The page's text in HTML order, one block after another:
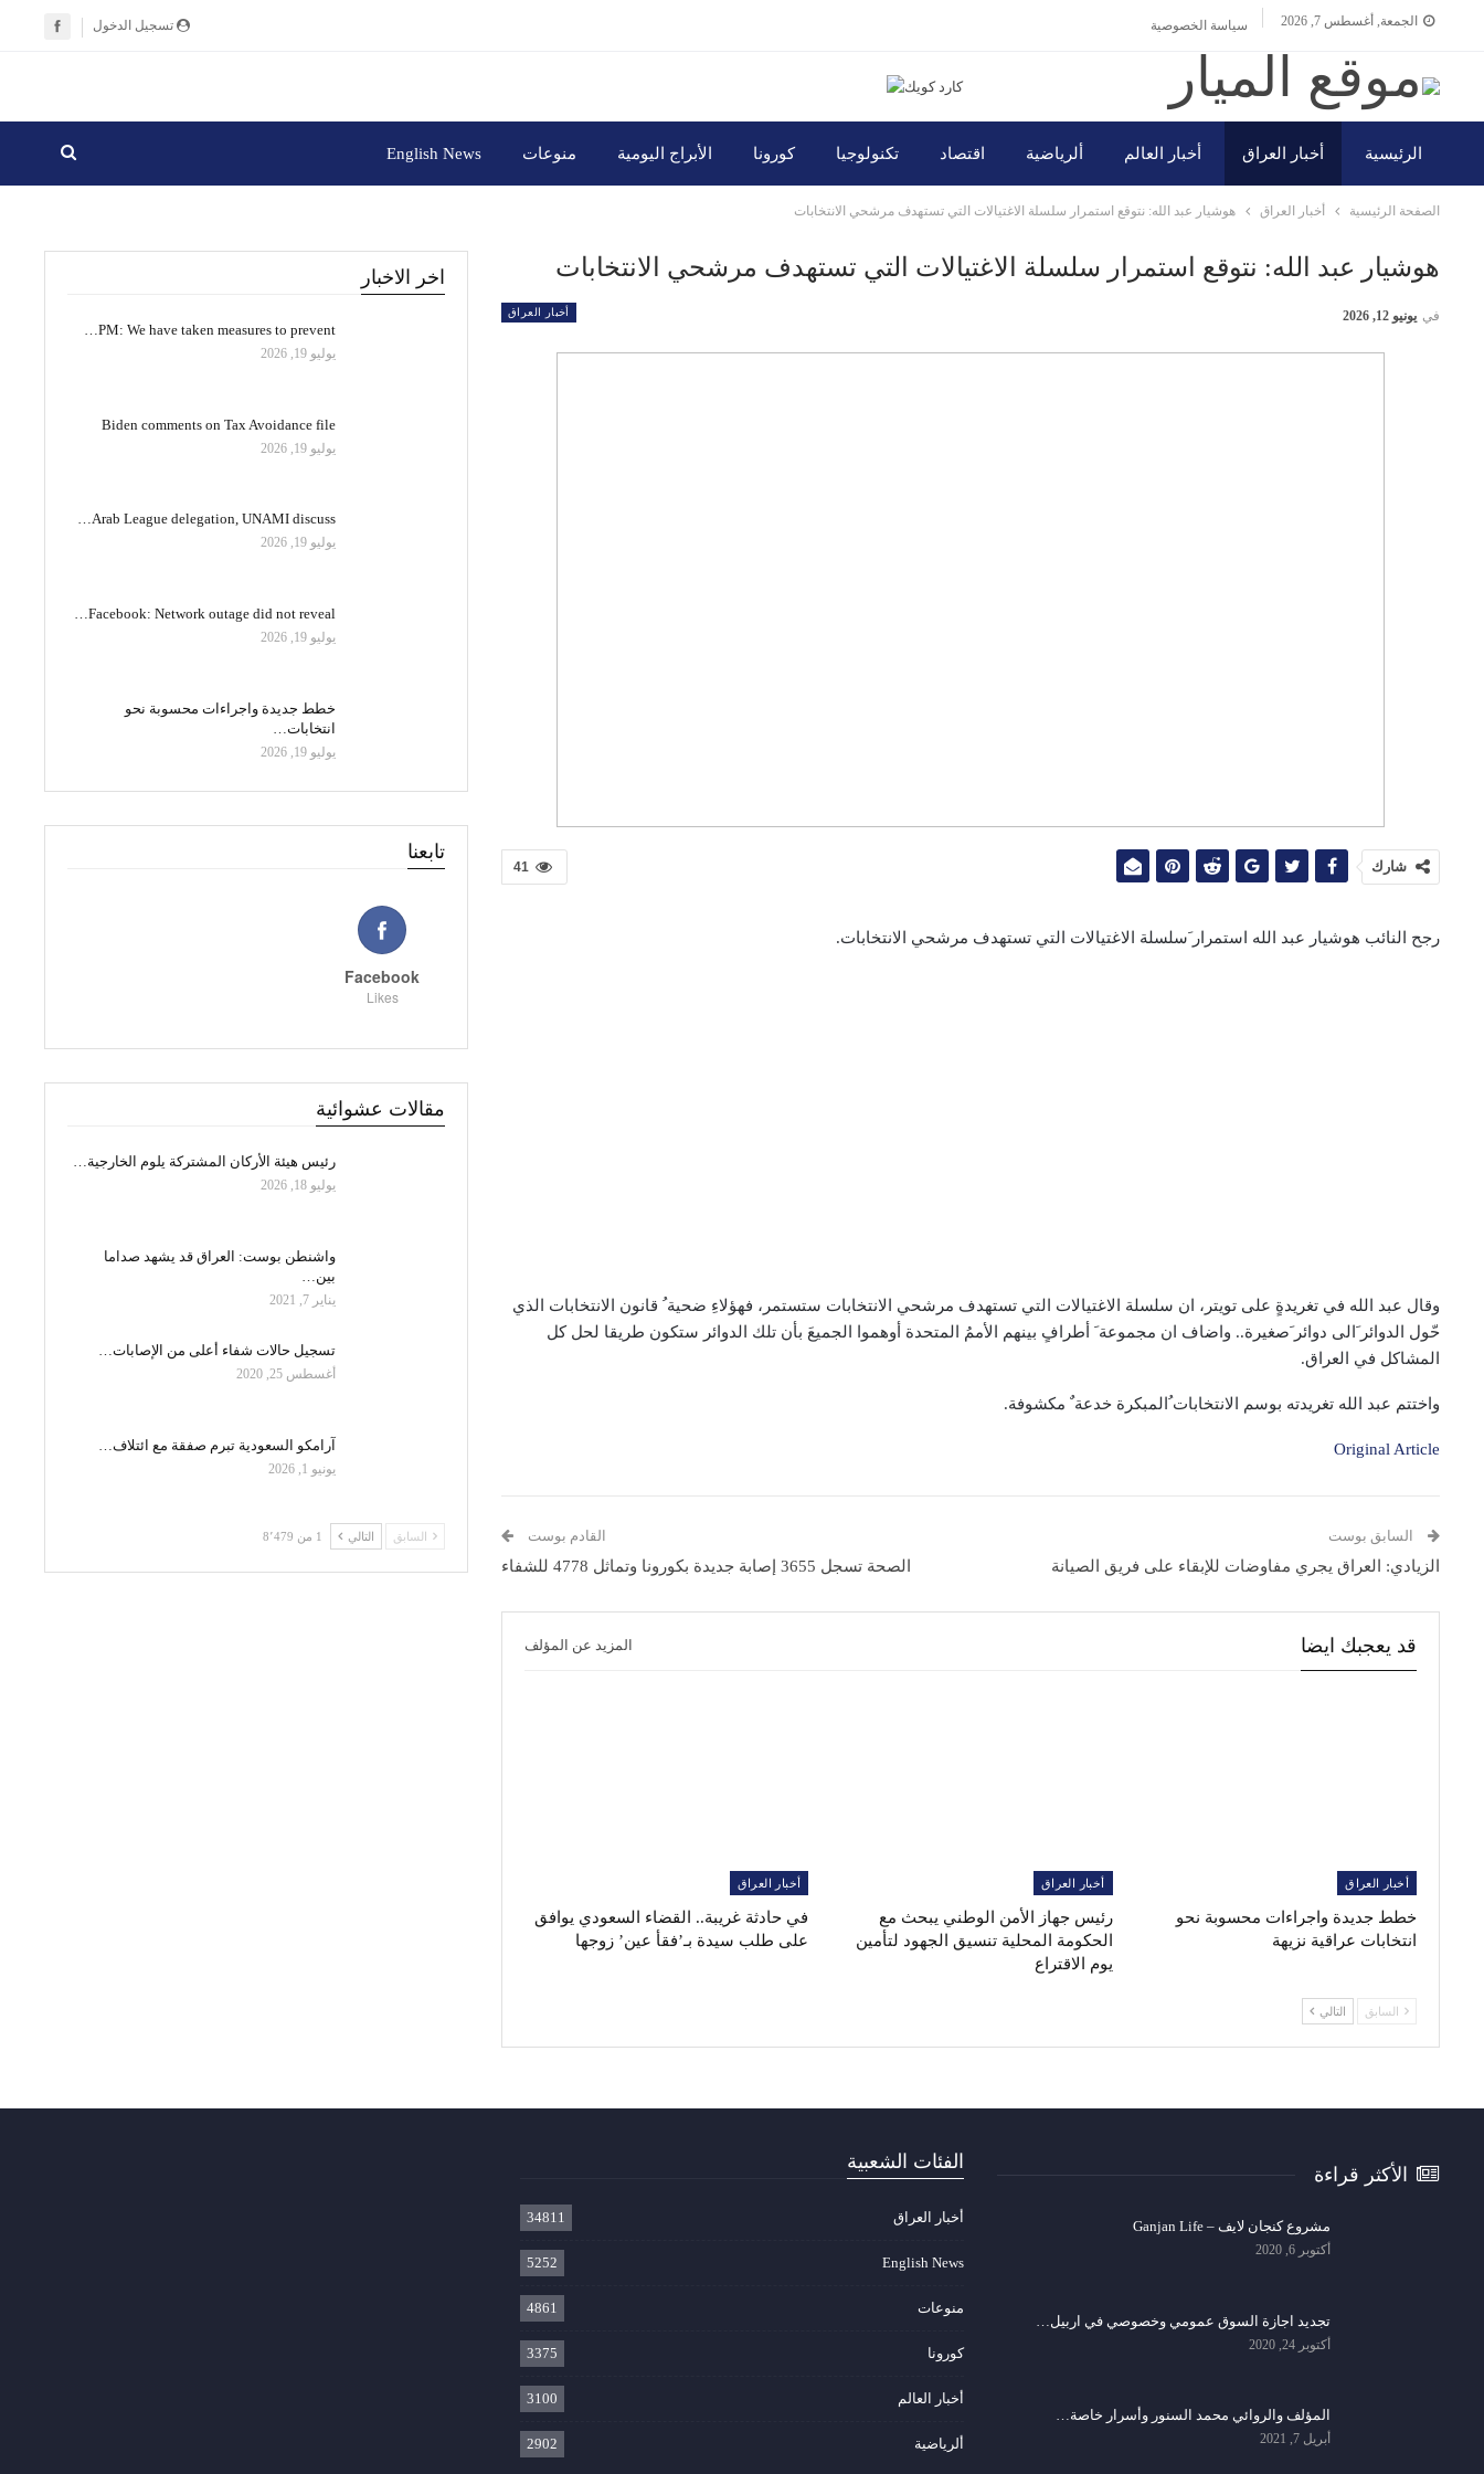
تسجيل الدخول الجمعة, أغسطس 7, 2026 سياسة الخصوصية
الرئيسية أخبار العراق أخبار العالم ألرياضية اقتصاد تكنولوجيا كورونا الأبراج اليومية منوعات English News
الصفحة الرئيسية أخبار العراق هوشيار عبد الله: نتوقع استمرار سلسلة الاغتيالات التي تستهدف مرشحي الانتخابات
هوشيار عبد الله: نتوقع استمرار سلسلة الاغتيالات التي تستهدف مرشحي الانتخابات
أخبار العراق في يونيو 12, 2026
41 شارك
رجح النائب هوشيار عبد الله استمرار َسلسلة الاغتيالات التي تستهدف مرشحي الانتخابات.
وقال عبد الله في تغريدةٍ على تويتر، ان سلسلة الاغتيالات التي تستهدف مرشحي الانتخابات ستستمر، فهؤلاءِ ضحیة ُ قانون الانتخابات الذي
حّول الدوائر َالی دوائر َصغيرة.. واضاف ان مجموعة َ أطرافٍ بينهم الأممُ المتحدة أوهموا الجميعَ بأن تلك الدوائر ستکون طریقا لحل کل
المشاکل في العراق.
واختتم عبد الله تغريدته بوسم الانتخابات ُالمبكرة خدعة ٌ مكشوفة.
Original Article
السابق بوست
الزيادي: العراق يجري مفاوضات للإبقاء على فريق الصيانة
القادم بوست
الصحة تسجل 3655 إصابة جديدة بكورونا وتماثل 4778 للشفاء
قد يعجبك ايضا المزيد عن المؤلف
أخبار العراق
خطط جديدة واجراءات محسوبة نحو
انتخابات عراقية نزيهة
أخبار العراق
رئيس جهاز الأمن الوطني يبحث مع
الحكومة المحلية تنسيق الجهود لتأمين
يوم الاقتراع
أخبار العراق
في حادثة غريبة.. القضاء السعودي يوافق
على طلب سيدة بـ’فقأ عين’ زوجها
السابق التالي
اخر الاخبار
PM: We have taken measures to prevent…
يوليو 19, 2026
Biden comments on Tax Avoidance file
يوليو 19, 2026
Arab League delegation, UNAMI discuss…
يوليو 19, 2026
Facebook: Network outage did not reveal…
يوليو 19, 2026
خطط جديدة واجراءات محسوبة نحو
انتخابات…
يوليو 19, 2026
تابعنا
Facebook
Likes
مقالات عشوائية
رئيس هيئة الأركان المشتركة يلوم الخارجية…
يوليو 18, 2026
واشنطن بوست: العراق قد يشهد صداما
بين…
يناير 7, 2021
تسجيل حالات شفاء أعلى من الإصابات…
أغسطس 25, 2020
آرامكو السعودية تبرم صفقة مع ائتلاف…
يونيو 1, 2026
السابق التالي 1 من 8٬479
الأكثر قراءة
مشروع كنجان لايف – Ganjan Life
أكتوبر 6, 2020
تجديد اجازة السوق عمومي وخصوصي في اربيل…
أكتوبر 24, 2020
المؤلف والروائي محمد السنور وأسرار خاصة…
أبريل 7, 2021
الفئات الشعبية
أخبار العراق 34811
English News
5252
منوعات 4861
كورونا 3375
أخبار العالم 3100
ألرياضية 2902